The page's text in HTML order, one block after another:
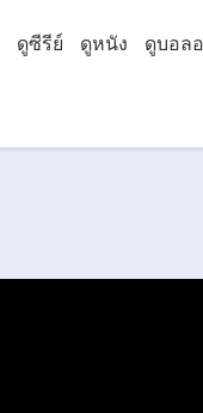
ดูซีรีย์ ดูหนัง ดูบอล